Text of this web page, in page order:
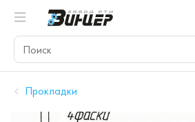
Прокладки